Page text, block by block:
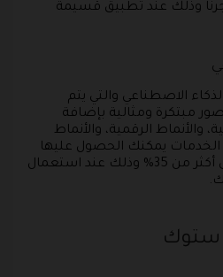
وذلك عند تطبيق قسيمة
الاصطناعي والتي يتم
مبتكرة ومثالية بإضافة
والأنماط الرقمية، والأنماط
الخدمات يمكنك الحصول عليها
بخصومات قد تصل إلى أكثر من 35% وذلك عند استعمال
ستوك